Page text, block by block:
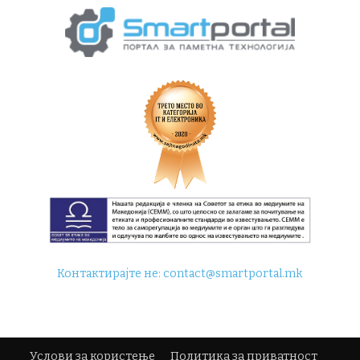
Контактирајте не:contact@smartportal.mk
Услови за користење Политика за приватност